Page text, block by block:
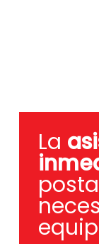
La